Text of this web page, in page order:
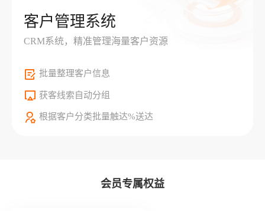
客户管理系统
CRM系统，精准管理海量客户资源
批量整理客户信息
获客线索自动分组
根据客户分类批量触达%送达
会员专属权益